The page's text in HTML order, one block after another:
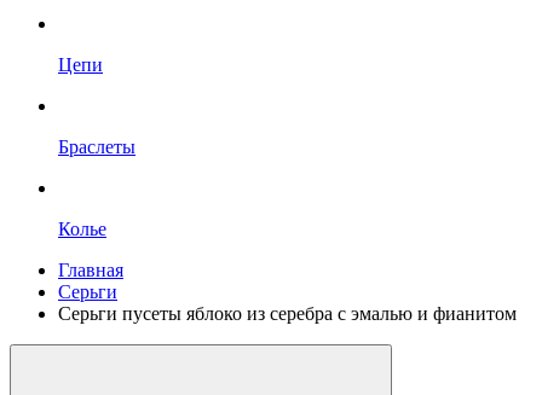
Цепи
Браслеты
Колье
Главная
Серьги
Серьги пусеты яблоко из серебра с эмалью и фианитом